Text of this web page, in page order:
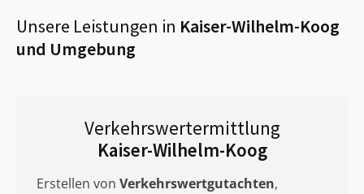
Unsere Leistungen in Kaiser-Wilhelm-Koog
und Umgebung
Verkehrswertermittlung
Kaiser-Wilhelm-Koog
Erstellen von Verkehrswertgutachten,